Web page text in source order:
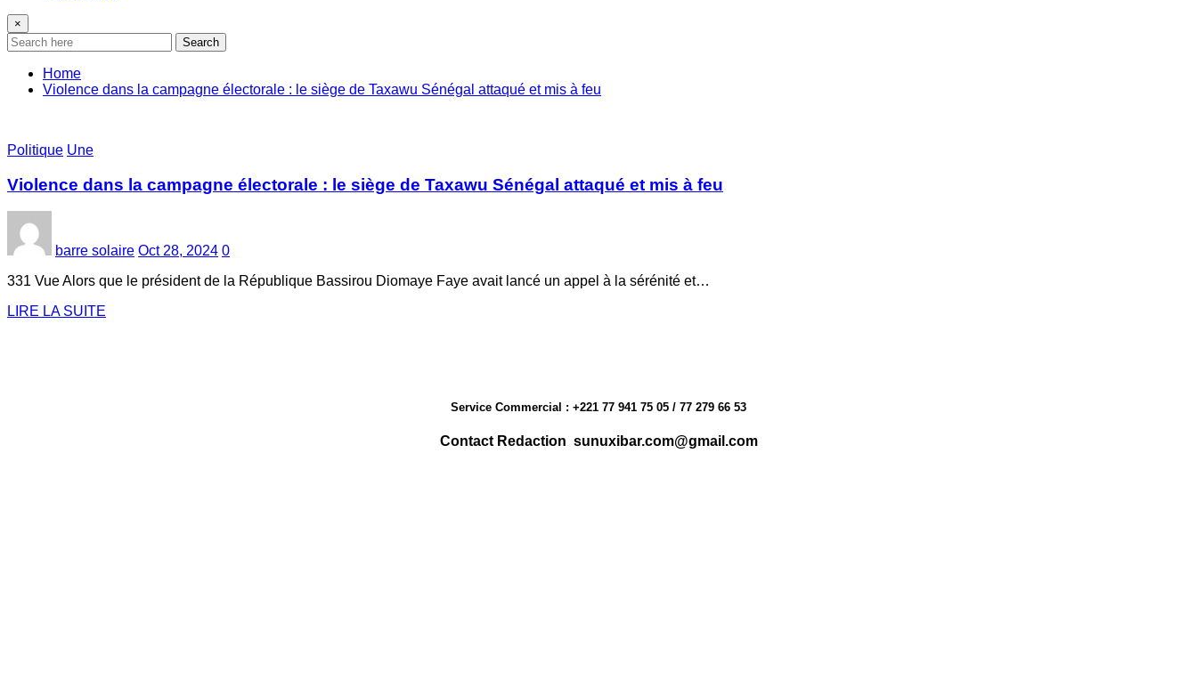
×
Search
Home
Violence dans la campagne électorale : le siège de Taxawu Sénégal attaqué et mis à feu
Politique Une
Violence dans la campagne électorale : le siège de Taxawu Sénégal attaqué et mis à feu
barre solaire Oct 28, 2024 0
331 Vue Alors que le président de la République Bassirou Diomaye Faye avait lancé un appel à la sérénité et…
LIRE LA SUITE
Service Commercial : +221 77 941 75 05 / 77 279 66 53
Contact Redaction sunuxibar.com@gmail.com